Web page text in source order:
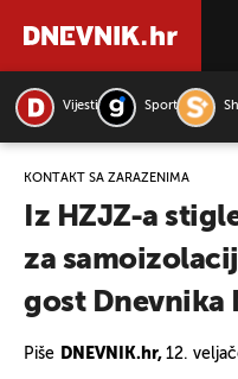
Vijesti Sport
KONTAKT SA ZARAŽENIMA
Iz HZJZ-a
za
gost Dnevnika
Piše DNEVNIK.hr, 12.
PRETRAŽITE VIJESTI